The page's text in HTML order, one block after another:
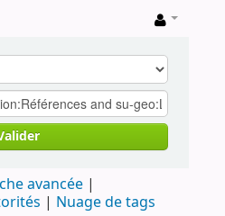
avancée
Nuage de tags